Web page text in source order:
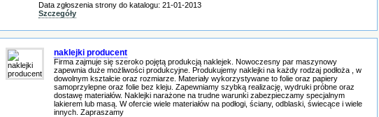
Data zgłoszenia strony do katalogu: 21-01-2013
Szczegóły
naklejki producent
Firma zajmuje się szeroko pojętą produkcją naklejek. Nowoczesny par maszynowy
zapewnia duże możliwości produkcyjne. Produkujemy naklejki na każdy rodzaj podłoża , w
dowolnym kształcie oraz rozmiarze. Materiały wykorzystywane to folie oraz papiery
samoprzylepne oraz folie bez kleju. Zapewniamy szybką realizację, wydruki próbne oraz
dostawę materiałów. Naklejki narażone na trudne warunki zabezpieczamy specjalnym
lakierem lub masą. W ofercie wiele materiałów na podłogi, ściany, odblaski, świecące i wiele
innych. Zapraszamy